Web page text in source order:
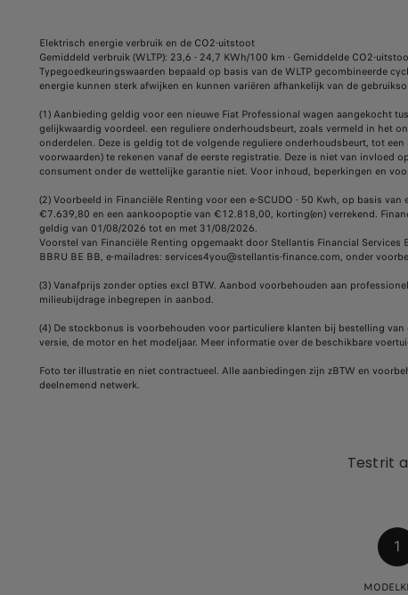
Elektrisch energie verbruik en de CO2-uitstoot
Gemiddeld verbruik (WLTP): 23,6 - 24,7 KWh/100 km - Gemiddelde CO2-
Typegoedkeuringswaarden bepaald op basis van de WLTP gecombineerde
energie kunnen sterk afwijken en kunnen variëren afhankelijk van de
(1) Aanbieding geldig voor een nieuwe Fiat Professional wagen aangekocht
gelijkwaardig voordeel. een reguliere onderhoudsbeurt, zoals vermeld in het
onderdelen. Deze is geldig tot de volgende reguliere onderhoudsbeurt, tot
voorwaarden) te rekenen vanaf de eerste registratie. Deze is niet van invloed
consument onder de wettelijke garantie niet. Voor inhoud, beperkingen en
(2) Voorbeeld in Financiële Renting voor een e-SCUDO - 50 Kwh, op basis
€7.639,80 en een aankoopoptie van €12.818,00, korting(en) verrekend.
geldig van 01/08/2026 tot en met 31/08/2026.
Voorstel van Financiële Renting opgemaakt door Stellantis Financial
BBRU BE BB, e-mailadres: services4you@stellantis-finance.com, onder
(3) Vanafprijs zonder opties excl BTW. Aanbod voorbehouden aan
milieubijdrage inbegrepen in aanbod.
(4) De stockbonus is voorbehouden voor particuliere klanten bij bestelling
versie, de motor en het modeljaar. Meer informatie over de beschikbare
Foto ter illustratie en niet contractueel. Alle aanbiedingen zijn zBTW en
deelnemend netwerk.
Testrit
1